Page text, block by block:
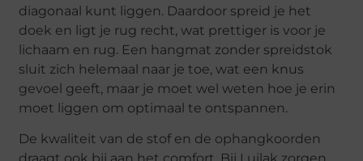
diagonaal kunt liggen. Daardoor spreid je het
doek en ligt je rug recht, wat prettiger is voor je
lichaam en rug. Een hangmat zonder spreidstok
sluit zich helemaal naar je toe, wat een knus
gevoel geeft, maar je moet wel weten hoe je erin
moet liggen om optimaal te ontspannen.
De kwaliteit van de stof en de ophangkoorden